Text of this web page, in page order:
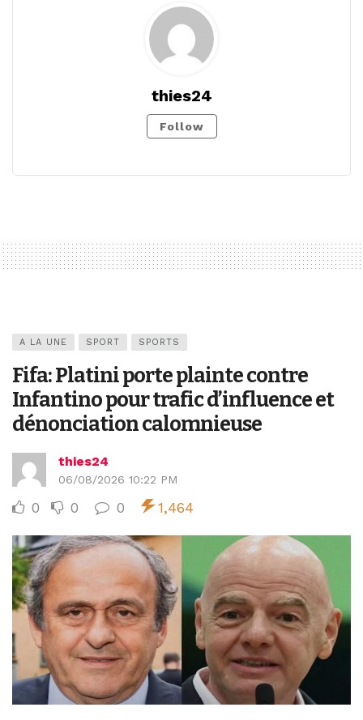
thies24
Follow
A LA UNE SPORT SPORTS
Fifa: Platini porte plainte contre
Infantino pour trafic d’influence et
dénonciation calomnieuse
thies24
06/08/2026 10:22 PM
0 0 0 1,464